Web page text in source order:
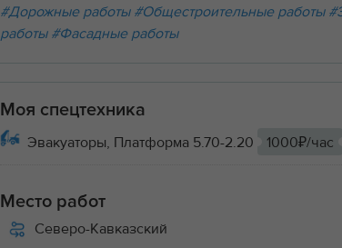
#Дорожные работы #Общестроительные работы
работы #Фасадные работы
Моя спецтехника
Эвакуаторы, Платформа 5.70-2.20
1000₽/час
Место работ
Северо-Кавказский